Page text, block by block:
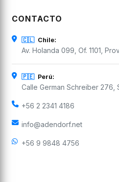
CONTACTO
🇨🇱 Chile:
Av. Holanda 099, Of. 1101,
🇵🇪 Perú:
Calle German Schreiber 276,
+56 2 2341 4186
info@adendorf.net
+56 9 9848 4756